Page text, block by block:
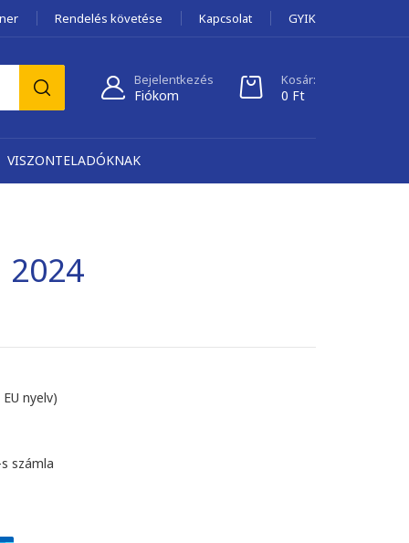
Rendelés követése Kapcsolat GYIK
Bejelentkezés
Fiókom
Kosár:
0 Ft
VISZONTELADÓKNAK
nyelv)
számla